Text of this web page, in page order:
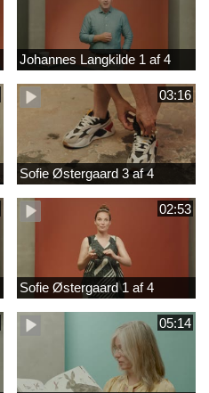
Johannes Langkilde 1 af 4
03:16
Sofie Østergaard 3 af 4
02:53
Sofie Østergaard 1 af 4
05:14